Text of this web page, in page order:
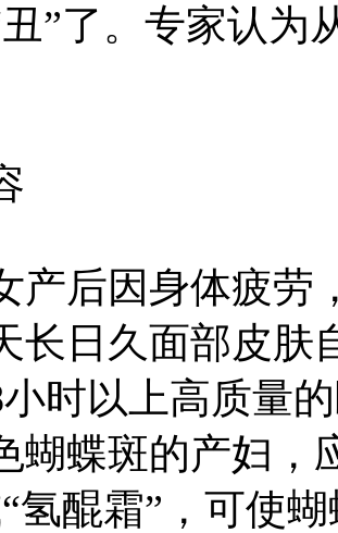
”了。专家认为
后因身体疲劳
长日久面部皮肤
时以上高质量
蝴蝶斑的产妇，
氢醌霜”，可使